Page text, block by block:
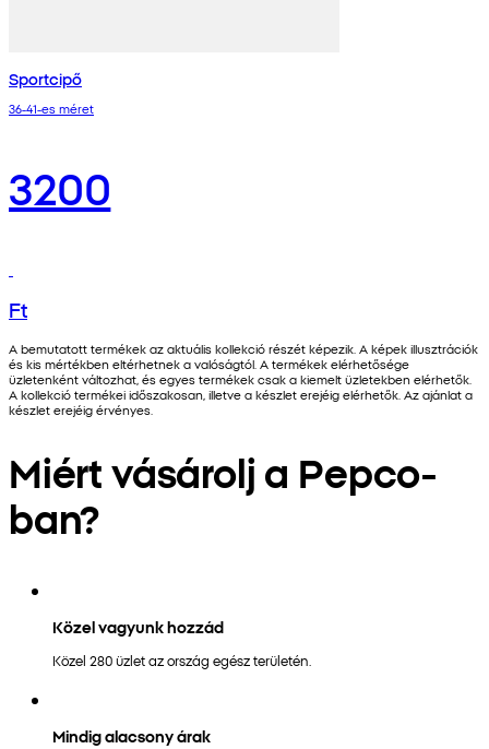
Sportcipő
36-41-es méret
3200
Ft
A bemutatott termékek az aktuális kollekció részét képezik. A képek illusztrációk
és kis mértékben eltérhetnek a valóságtól. A termékek elérhetősége
üzletenként változhat, és egyes termékek csak a kiemelt üzletekben elérhetők.
A kollekció termékei időszakosan, illetve a készlet erejéig elérhetők. Az ajánlat a
készlet erejéig érvényes.
Miért vásárolj a Pepco-
ban?
Közel vagyunk hozzád
Közel 280 üzlet az ország egész területén.
Mindig alacsony árak